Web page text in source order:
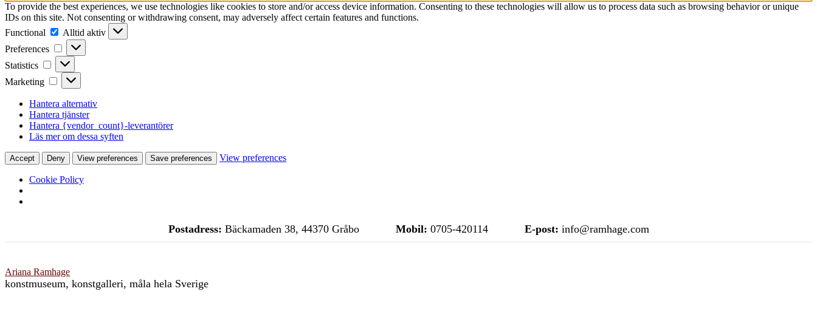
To provide the best experiences, we use technologies like cookies to store and/or access device information. Consenting to these technologies will allow us to process data such as browsing behavior or unique
IDs on this site. Not consenting or withdrawing consent, may adversely affect certain features and functions.
Functional
Functional
Alltid aktiv
Preferences
Preferences
Statistics Statistics
Marketing Marketing
Hantera alternativ
Hantera tjänster
Hantera {vendor_count}-leverantörer
Läs mer om dessa syften
Accept Deny View preferences Save preferences View preferences
Cookie Policy
content
Postadress: Bäckamaden 38, 44370 Gråbo Mobil: 0705-420114 E-post: info@ramhage.com
Ariana Ramhage
konstmuseum, konstgalleri, måla hela Sverige